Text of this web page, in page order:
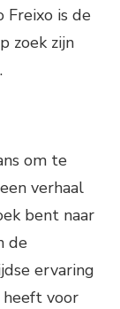
Freixo is de
zoek zijn
om te
verhaal
bent naar
de
ervaring
heeft voor